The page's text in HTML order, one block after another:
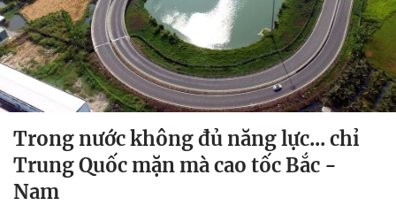
Trong nước không đủ năng lực... chỉ
Trung Quốc mặn mà cao tốc Bắc -
Nam